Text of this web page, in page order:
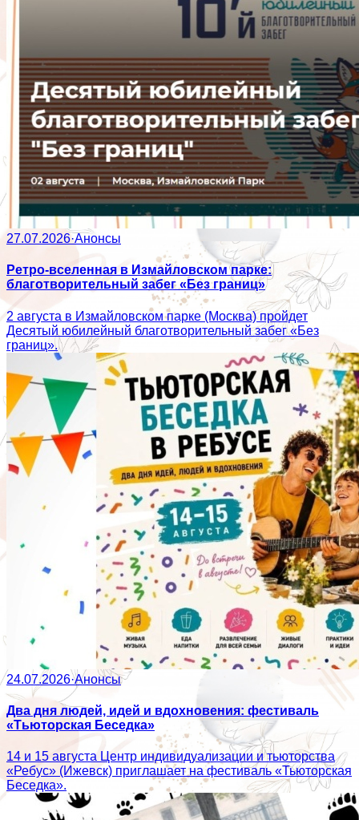
27.07.2026·Анонсы
Ретро-вселенная в Измайловском парке:
благотворительный забег «Без границ»
2 августа в Измайловском парке (Москва) пройдет
Десятый юбилейный благотворительный забег «Без
границ».
24.07.2026·Анонсы
Два дня людей, идей и вдохновения: фестиваль
«Тьюторская Беседка»
14 и 15 августа Центр индивидуализации и тьюторства
«Ребус» (Ижевск) приглашает на фестиваль «Тьюторская
Беседка».